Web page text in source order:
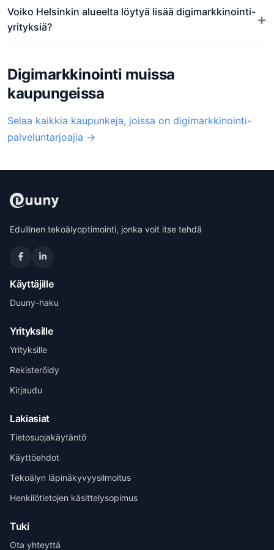
Voiko Helsinkin alueelta löytyä lisää digimarkkinointi-
yrityksiä?
+
Digimarkkinointi muissa
kaupungeissa
Selaa kaikkia kaupunkeja, joissa on digimarkkinointi-
palveluntarjoajia →
Edullinen tekoälyoptimointi, jonka voit itse tehdä
Käyttäjille
Duuny-haku
Yrityksille
Yrityksille
Rekisteröidy
Kirjaudu
Lakiasiat
Tietosuojakäytäntö
Käyttöehdot
Tekoälyn läpinäkyvyysilmoitus
Henkilötietojen käsittelysopimus
Tuki
Ota yhteyttä
Henri Vuolle
Yhteisperustaja, Duuny